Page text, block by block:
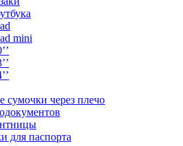
mini
сумочки через плечо
для паспорта